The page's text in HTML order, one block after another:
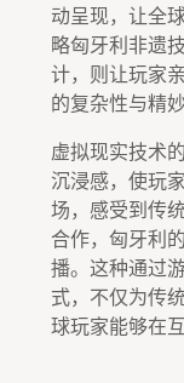
动呈现，让全
略匈牙利非遗
计，则让玩家
的复杂性与精妙
虚拟现实技术
沉浸感，使玩
场，感受到传
合作，匈牙利
播。这种通过
式，不仅为传
球玩家能够在